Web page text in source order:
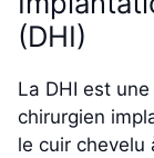
(DHI)
La DHI est
chirurgien
le cuir chevelu